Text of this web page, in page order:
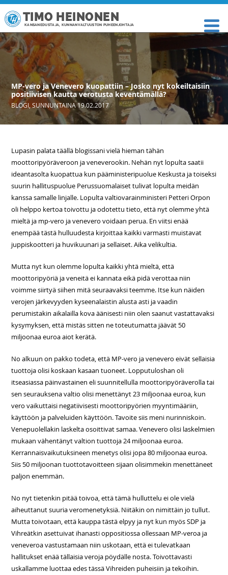
TIMO HEINONEN
KANSANEDUSTAJA, KUNNANVALTUUSTON PUHEENJOHTAJA
MP-vero ja Venevero kuopattiin – Josko nyt kokeiltaisiin
positiivisen kautta verotusta keventämällä?
BLOGI ,SUNNUNTAINA 19.02.2017
Lupasin palata täällä blogissani vielä hieman tähän
moottoripyöräveroon ja veneverookin. Nehän nyt lopulta saatii
ideantasolta kuopattua kun pääministeripuolue Keskusta ja toiseksi
suurin hallituspuolue Perussuomalaiset tulivat lopulta meidän
kanssa samalle linjalle. Lopulta valtiovarainministeri Petteri Orpon
oli helppo kertoa toivottu ja odotettu tieto, että nyt olemme yhtä
mieltä ja mp-vero ja venevero voidaan perua. En viitsi enää
enempää tästä hulluudesta kirjoittaa kaikki varmasti muistavat
juppiskootteri ja huvikuunari ja sellaiset. Aika velikultia.
Mutta nyt kun olemme lopulta kaikki yhtä mieltä, että
moottoripyöriä ja veneitä ei kannata eikä pidä verottaa niin
voimme siirtyä siihen mitä seuraavaksi teemme. Itse kun näiden
verojen järkevyyden kyseenalaistin alusta asti ja vaadin
perumistakin aikalailla kova äänisesti niin olen saanut vastattavaksi
kysymyksen, että mistäs sitten ne toteutumatta jäävät 50
miljoonaa euroa aiot kerätä.
No alkuun on pakko todeta, että MP-vero ja venevero eivät sellaisia
tuottoja olisi koskaan kasaan tuoneet. Lopputuloshan oli
itseasiassa päinvastainen eli suunnitellulla moottoripyöräverolla tai
sen seurauksena valtio olisi menettänyt 23 miljoonaa euroa, kun
vero vaikuttaisi negatiivisesti moottoripyörien myyntimääriin,
käyttöön ja palveluiden käyttöön. Tavoite siis meni nurinniskoin.
Venepuolellakin laskelta osoittivat samaa. Venevero olisi laskelmien
mukaan vähentänyt valtion tuottoja 24 miljoonaa euroa.
Kerrannaisvaikutuksineen menetys olisi jopa 80 miljoonaa euroa.
Siis 50 miljoonan tuottotavoitteen sijaan olisimmekin menettäneet
paljon enemmän.
No nyt tietenkin pitää toivoa, että tämä hulluttelu ei ole vielä
aiheuttanut suuria veromenetyksiä. Niitäkin on nimittäin jo tullut.
Mutta toivotaan, että kauppa tästä elpyy ja nyt kun myös SDP ja
Vihreätkin asettuivat ihanasti oppositiossa ollessaan MP-veroa ja
veneveroa vastustamaan niin uskotaan, että ei tulevatkaan
hallitukset enää tällaisia veroja pöydälle nosta. Toivottavasti
uskallamme luottaa edes tässä Vihreiden puheisiin ja tekoihin.